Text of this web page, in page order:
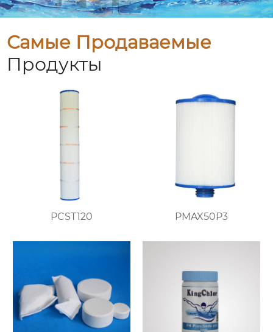
Самые Продаваемые
Продукты
PCST120 PMAX50P3